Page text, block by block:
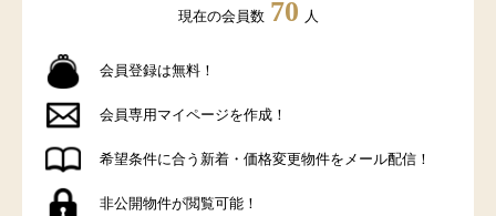
現在の会員数 70 人
会員登録は無料！
会員専用マイページを作成！
希望条件に合う新着・価格変更物件をメール配信！
非公開物件が閲覧可能！